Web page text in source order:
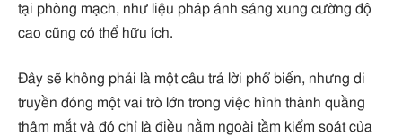
tại phòng mạch, như liệu pháp ánh sáng xung cường độ
cao cũng có thể hữu ích.
Đây sẽ không phải là một câu trả lời phổ biến, nhưng di
truyền đóng một vai trò lớn trong việc hình thành quầng
thâm mắt và đó chỉ là điều nằm ngoài tầm kiểm soát của